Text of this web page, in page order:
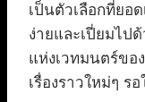
เป็นตัวเลือกที่ยอด
ง่ายและเปี่ยมไป
แห่งเวทมนตร์ขอ
เรื่องราวใหม่ๆ